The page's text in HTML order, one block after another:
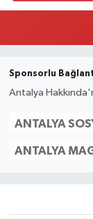
Sponsorlu
Antalya
ANTALYA
ANTALYA